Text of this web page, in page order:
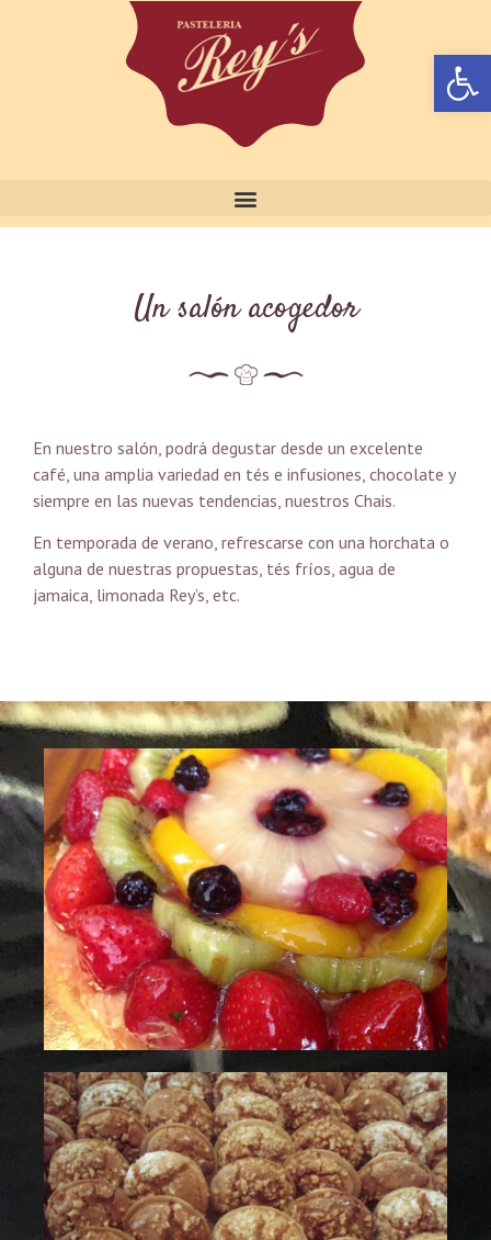
Abrir
Un salón acogedor
En nuestro salón, podrá degustar desde un excelente
café, una amplia variedad en tés e infusiones, chocolate y
siempre en las nuevas tendencias, nuestros Chais.
En temporada de verano, refrescarse con una horchata o
alguna de nuestras propuestas, tés fríos, agua de
jamaica, limonada Rey’s, etc.